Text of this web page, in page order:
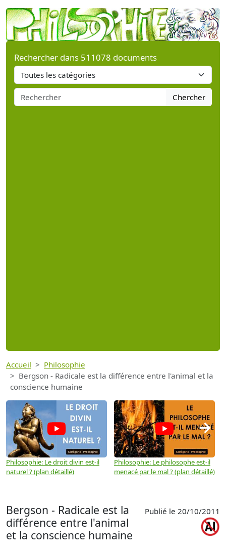
Rechercher dans 511078 documents
Chercher
Accueil
Philosophie
Bergson - Radicale est la différence entre l'animal et la
conscience humaine
Philosophie: Le droit divin est-il
naturel ? (plan détaillé)
Philosophie: Le philosophe est-il
menacé par le mal ? (plan détaillé)
→
Bergson - Radicale est la
différence entre l'animal
et la conscience humaine
Publié le 20/10/2011